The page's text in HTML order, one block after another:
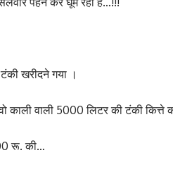
टंकी खरीदने गया ।
काली वाली 5000 लिटर की टंकी कित्ते
रू. की…